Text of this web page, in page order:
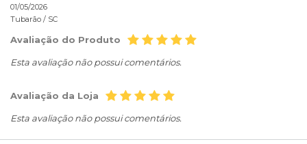
01/05/2026
Tubarão / SC
Avaliação do Produto
Esta avaliação não possui comentários.
Avaliação da Loja
Esta avaliação não possui comentários.